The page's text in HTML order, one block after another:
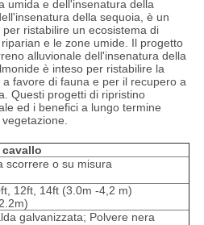
umida e dell'insenatura della
della sequoia, è un
ristabilire un ecosistema di
e le zone umide. Il progetto
alluvionale dell'insenatura della
è inteso per ristabilire la
favore di fauna e per il recupero a
Questi progetti di ripristino
ed i benefici a lungo termine
scorrere o su misura
12ft, 14ft (3.0m -4,2 m)
galvanizzata; Polvere nera